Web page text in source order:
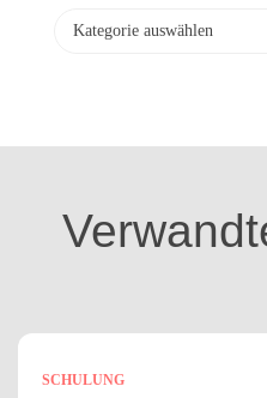
o
SCHULUNG